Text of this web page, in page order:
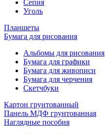
Сепия
Уголь
Планшеты
Бумага для рисования
Альбомы для рисования
Бумага для графики
Бумага для живописи
Бумага для черчения
Скетчбуки
Картон грунтованный
Панель МДФ грунтованная
Наглядные пособия